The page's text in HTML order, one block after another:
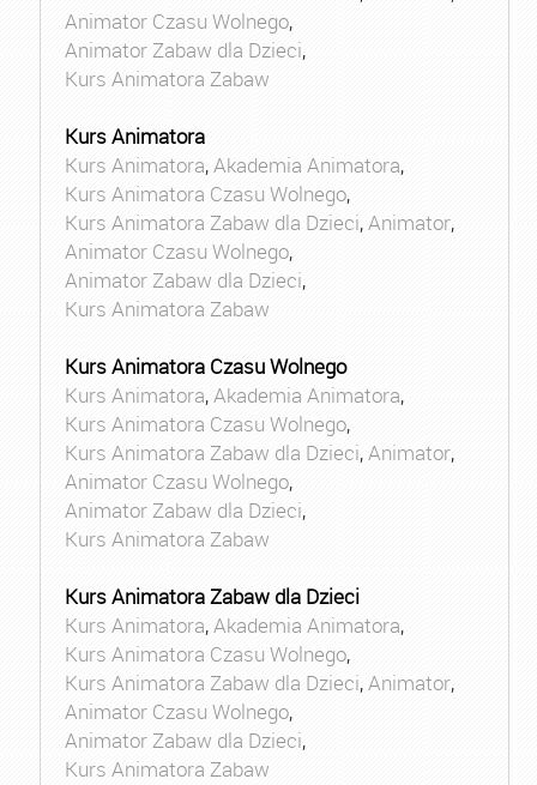
Animator Czasu Wolnego,
Animator Zabaw dla Dzieci,
Kurs Animatora Zabaw
Kurs Animatora
Kurs Animatora,Akademia Animatora,
Kurs Animatora Czasu Wolnego,
Kurs Animatora Zabaw dla Dzieci,Animator,
Animator Czasu Wolnego,
Animator Zabaw dla Dzieci,
Kurs Animatora Zabaw
Kurs Animatora Czasu Wolnego
Kurs Animatora,Akademia Animatora,
Kurs Animatora Czasu Wolnego,
Kurs Animatora Zabaw dla Dzieci,Animator,
Animator Czasu Wolnego,
Animator Zabaw dla Dzieci,
Kurs Animatora Zabaw
Kurs Animatora Zabaw dla Dzieci
Kurs Animatora,Akademia Animatora,
Kurs Animatora Czasu Wolnego,
Kurs Animatora Zabaw dla Dzieci,Animator,
Animator Czasu Wolnego,
Animator Zabaw dla Dzieci,
Kurs Animatora Zabaw